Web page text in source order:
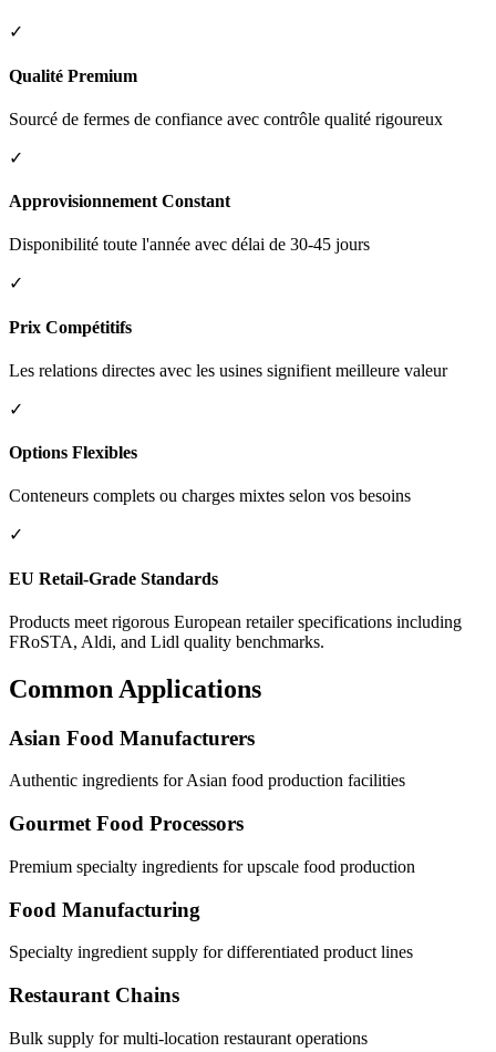
✓
Qualité Premium
Sourcé de fermes de confiance avec contrôle qualité rigoureux
✓
Approvisionnement Constant
Disponibilité toute l'année avec délai de 30-45 jours
✓
Prix Compétitifs
Les relations directes avec les usines signifient meilleure valeur
✓
Options Flexibles
Conteneurs complets ou charges mixtes selon vos besoins
✓
EU Retail-Grade Standards
Products meet rigorous European retailer specifications including
FRoSTA, Aldi, and Lidl quality benchmarks.
Common Applications
Asian Food Manufacturers
Authentic ingredients for Asian food production facilities
Gourmet Food Processors
Premium specialty ingredients for upscale food production
Food Manufacturing
Specialty ingredient supply for differentiated product lines
Restaurant Chains
Bulk supply for multi-location restaurant operations